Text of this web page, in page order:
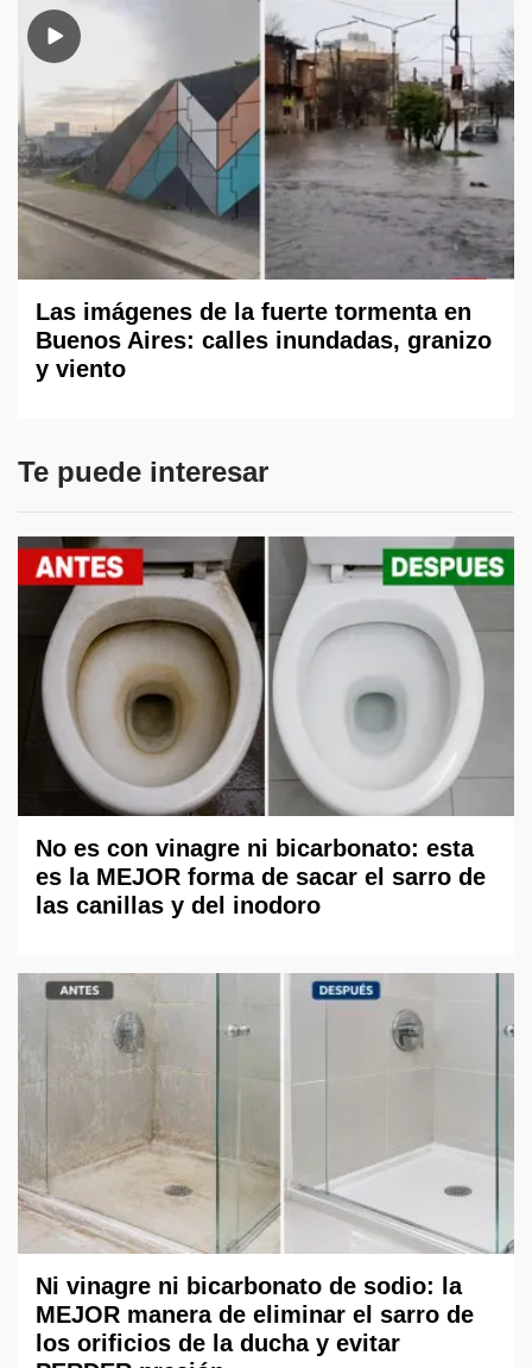
Las imágenes de la fuerte tormenta en
Buenos Aires: calles inundadas, granizo
y viento
Te puede interesar
No es con vinagre ni bicarbonato: esta
es la MEJOR forma de sacar el sarro de
las canillas y del inodoro
Ni vinagre ni bicarbonato de sodio: la
MEJOR manera de eliminar el sarro de
los orificios de la ducha y evitar